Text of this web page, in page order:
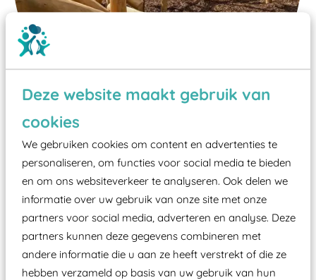
Deze website maakt gebruik van
cookies
We gebruiken cookies om content en advertenties te
personaliseren, om functies voor social media te bieden
en om ons websiteverkeer te analyseren. Ook delen we
informatie over uw gebruik van onze site met onze
partners voor social media, adverteren en analyse. Deze
partners kunnen deze gegevens combineren met
andere informatie die u aan ze heeft verstrekt of die ze
hebben verzameld op basis van uw gebruik van hun
Wist je dat:
Vanaf een valhoogte van 1,5 meter een speciale
valondergrond onder speeltoestellen verplicht is
zoals kunstgras, rubber tegels of boomschors?
Elk speeltoestel in de openbare ruimte voorzien
moet zijn van een typekeuring, -plaatje en
certificering, uitgegeven door een Nederlands